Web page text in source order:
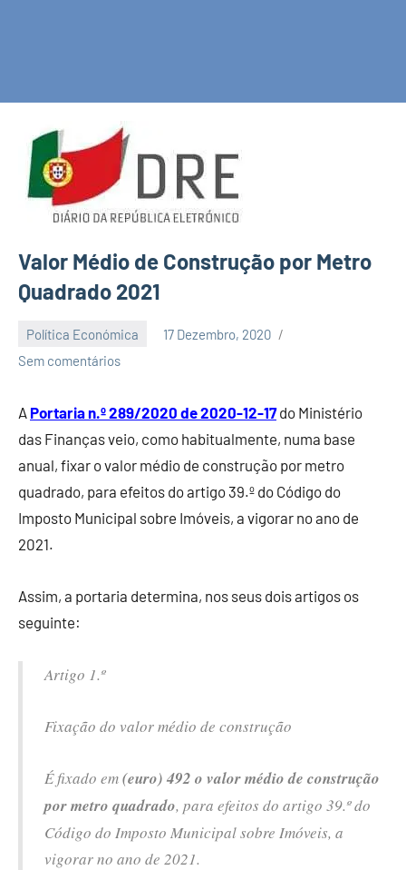
Valor Médio de Construção por Metro
Quadrado 2021
Política Económica
17 Dezembro, 2020
EcoFin
Sem comentários
A Portaria n.º 289/2020 de 2020-12-17 do Ministério
das Finanças veio, como habitualmente, numa base
anual, fixar o valor médio de construção por metro
quadrado, para efeitos do artigo 39.º do Código do
Imposto Municipal sobre Imóveis, a vigorar no ano de
2021.
Assim, a portaria determina, nos seus dois artigos os
seguinte:
Artigo 1.º
Fixação do valor médio de construção
É fixado em(euro) 492 o valor médio de construção
por metro quadrado, para efeitos do artigo 39.º do
Código do Imposto Municipal sobre Imóveis, a
vigorar no ano de 2021.